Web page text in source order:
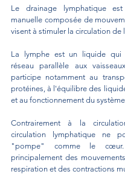
Le drainage lymphatique
manuelle composée de
visent à stimuler la circulation de
La lymphe est un liquide qui
réseau parallèle aux
participe notamment au
protéines, à l'équilibre des
et au fonctionnement du
Contrairement à la
circulation lymphatique ne
"pompe" comme le
principalement des
respiration et des contractions